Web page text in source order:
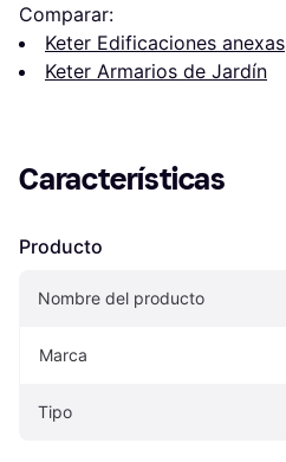
Comparar:
Keter Edificaciones anexas
Keter Armarios de Jardín
Características
Producto
Nombre del producto
Marca
Tipo